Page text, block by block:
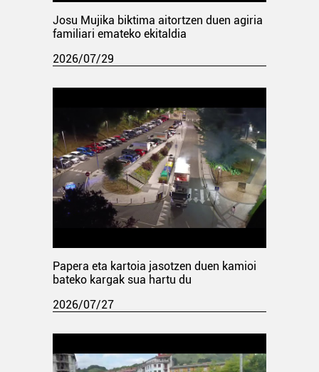
Josu Mujika biktima aitortzen duen agiria
familiari emateko ekitaldia
2026/07/29
Papera eta kartoia jasotzen duen kamioi
bateko kargak sua hartu du
2026/07/27